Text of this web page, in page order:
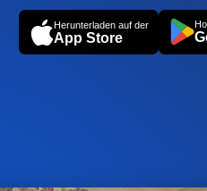
Herunterladen auf der
App Store